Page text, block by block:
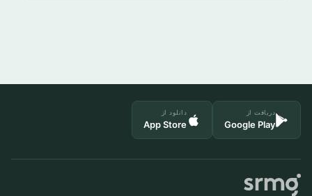
دریافت از
Google Play
دانلود از
App Store